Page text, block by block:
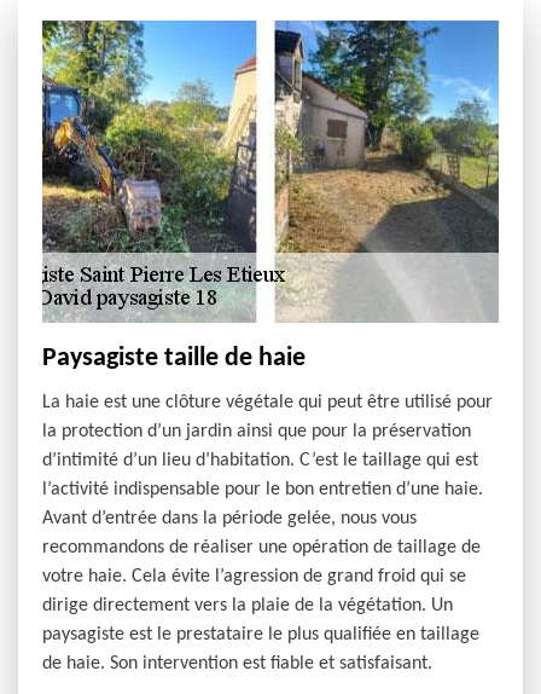
Paysagiste taille de haie
La haie est une clôture végétale qui peut être utilisé pour
la protection d’un jardin ainsi que pour la préservation
d’intimité d’un lieu d’habitation. C’est le taillage qui est
l’activité indispensable pour le bon entretien d’une haie.
Avant d’entrée dans la période gelée, nous vous
recommandons de réaliser une opération de taillage de
votre haie. Cela évite l’agression de grand froid qui se
dirige directement vers la plaie de la végétation. Un
paysagiste est le prestataire le plus qualifiée en taillage
de haie. Son intervention est fiable et satisfaisant.